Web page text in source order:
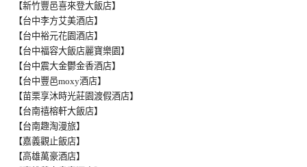
【新竹豐邑喜來登大飯店】
【台中李方艾美酒店】
【台中裕元花園酒店】
【台中福容大飯店麗寶樂園】
【台中震大金鬱金香酒店】
【台中豐邑moxy酒店】
【苗栗享沐時光莊園渡假酒店】
【台南禧榕軒大飯店】
【台南趣淘漫旅】
【嘉義觀止飯店】
【高雄萬豪酒店】